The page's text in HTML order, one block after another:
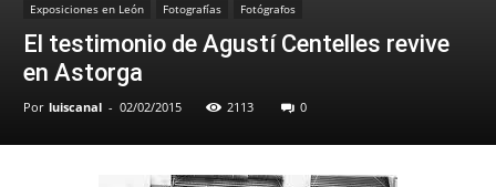
Exposiciones en León Fotografías Fotógrafos
El testimonio de Agustí Centelles revive
en Astorga
Por luiscanal - 02/02/2015 2113 0